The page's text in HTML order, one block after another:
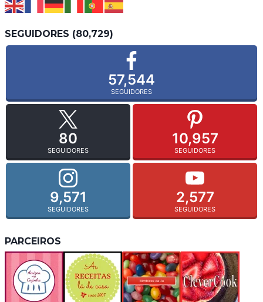
SEGUIDORES (80,729)
57,544
SEGUIDORES
80
SEGUIDORES
10,957
SEGUIDORES
9,571
SEGUIDORES
2,577
SEGUIDORES
PARCEIROS